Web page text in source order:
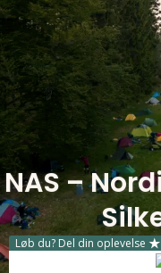
NAS –
Løb du? Del din oplevelse